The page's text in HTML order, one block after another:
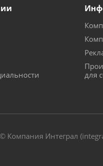
для
Компания Интеграл